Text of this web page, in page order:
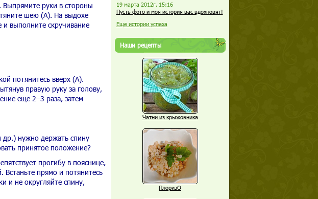
Выпрямите руки в стороны
шею (А). На выдохе
и выполните скручивание
потянитесь вверх (А).
правую руку за голову,
еще 2–3 раза, затем
др.) нужно держать спину
принятое положение?
прогибу в пояснице,
прямо и потянитесь
и не округляйте спину,
19 марта 2012г. 15:16
Пусть фото и моя история вас вдохновят!
Еще истории успеха
Наши рецепты
Чатни из крыжовника
ПлоризО